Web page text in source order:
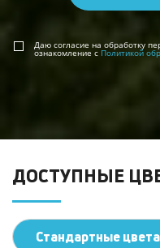
Даю согласие на обработку
ознакомление с Политикой
ДОСТУПНЫЕ
Стандартные цвета